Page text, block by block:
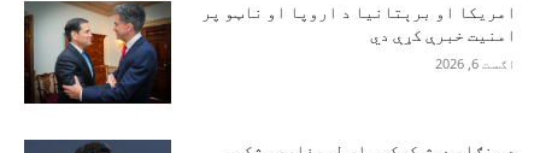
امریکا او برېتانیا د اروپا او ناټو پر
امنیت خبرې کړې دي
اګست 6, 2026